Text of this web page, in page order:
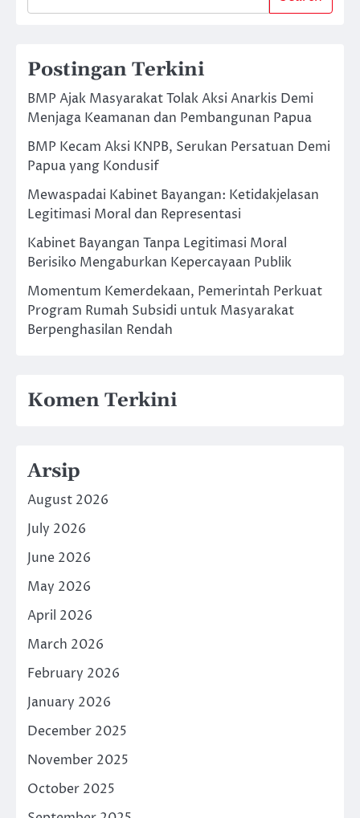
Postingan Terkini
BMP Ajak Masyarakat Tolak Aksi Anarkis Demi
Menjaga Keamanan dan Pembangunan Papua
BMP Kecam Aksi KNPB, Serukan Persatuan Demi
Papua yang Kondusif
Mewaspadai Kabinet Bayangan: Ketidakjelasan
Legitimasi Moral dan Representasi
Kabinet Bayangan Tanpa Legitimasi Moral
Berisiko Mengaburkan Kepercayaan Publik
Momentum Kemerdekaan, Pemerintah Perkuat
Program Rumah Subsidi untuk Masyarakat
Berpenghasilan Rendah
Komen Terkini
Arsip
August 2026
July 2026
June 2026
May 2026
April 2026
March 2026
February 2026
January 2026
December 2025
November 2025
October 2025